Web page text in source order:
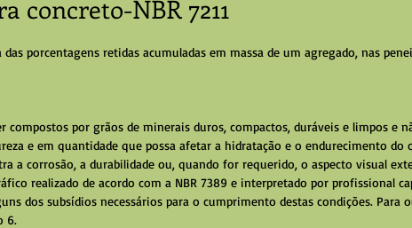
concreto-NBR 7211
porcentagens retidas acumuladas em massa de um agregado, nas
compostos por grãos de minerais duros, compactos, duráveis e limpos e
e em quantidade que possa afetar a hidratação e o endurecimento do
a corrosão, a durabilidade ou, quando for requerido, o aspecto visual
realizado de acordo com a NBR 7389 e interpretado por profissional
dos subsídios necessários para o cumprimento destas condições. Para
6.